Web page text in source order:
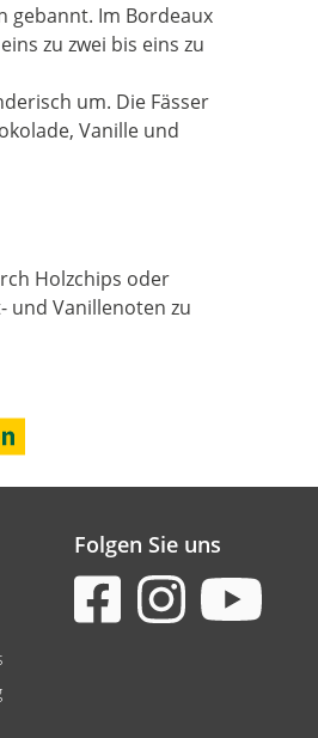
gebannt. Im Bordeaux
zu zwei bis eins zu
um. Die Fässer
Vanille und
Holzchips oder
und Vanillenoten zu
Folgen Sie uns